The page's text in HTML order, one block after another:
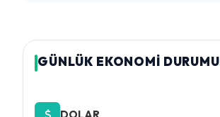
GÜNLÜK EKONOMİ DURUMU
DOLAR